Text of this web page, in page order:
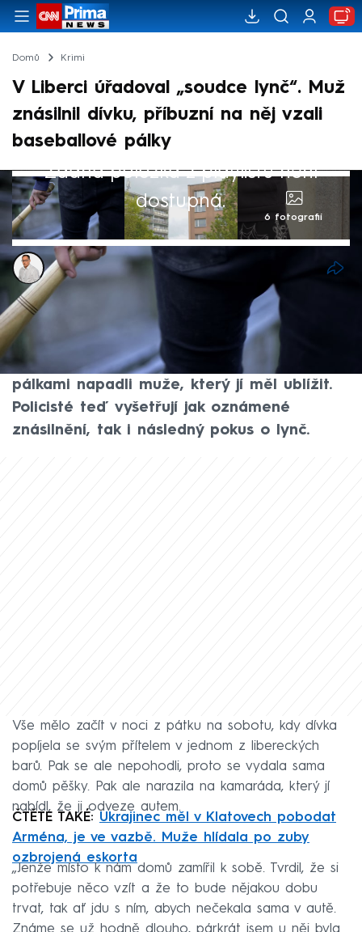
Domů Krimi
V Liberci úřadoval „soudce lynč“. Muž
znásilnil dívku, příbuzní na něj vzali
baseballové pálky
Žádná položka z playlistu není
dostupná.
6 fotografií
Libor Tampier
7. kvě 2025, 17:45
Spravedlnost do svých rukou vzali v Liberci
příbuzní dívky, která se měla stát obětí
znásilnění. Vyzbrojeni baseballovými
pálkami napadli muže, který jí měl ublížit.
Policisté teď vyšetřují jak oznámené
znásilnění, tak i následný pokus o lynč.
Vše mělo začít v noci z pátku na sobotu, kdy dívka
popíjela se svým přítelem v jednom z libereckých
barů. Pak se ale nepohodli, proto se vydala sama
domů pěšky. Pak ale narazila na kamaráda, který jí
nabídl, že ji odveze autem.
ČTĚTE TAKÉ: Ukrajinec měl v Klatovech pobodat
Arména, je ve vazbě. Muže hlídala po zuby
ozbrojená eskorta
„Jenže místo k nám domů zamířil k sobě. Tvrdil, že si
potřebuje něco vzít a že to bude nějakou dobu
trvat, tak ať jdu s ním, abych nečekala sama v autě.